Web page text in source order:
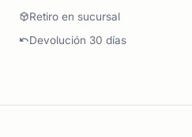
Retiro en sucursal
Devolución 30 días